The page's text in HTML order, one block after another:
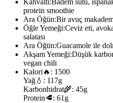
Kahvaltı:Badem sütü,
protein smoothie
Ara Öğün:Bir avuç
Öğle Yemeği:Ceviz eti,
salatası
Ara Öğün:Guacamole ile
Akşam Yemeği:Düşük
vegan chili
Kalori🔥: 1500
Yağ 💧: 117g
Karbonhidrat🌾: 45g
Protein🥩: 61g